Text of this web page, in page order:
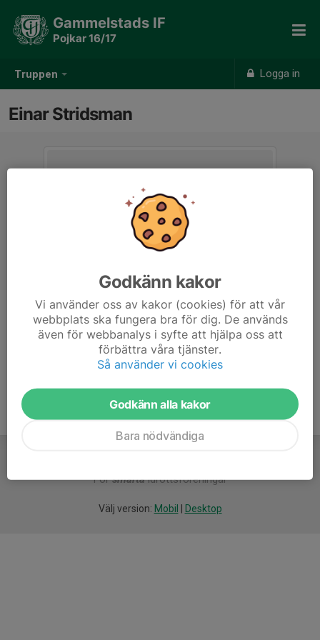
Truppen Logga in
Gammelstads IF
Pojkar 16/17
Einar Stridsman
Position
-
Ålder
9 år
Försmartaidrottsföreningar
Välj version: Mobil Desktop
Godkänn kakor
Vi använder oss av kakor (cookies) för att vår
webbplats ska fungera bra för dig. De används
även för webbanalys i syfte att hjälpa oss att
förbättra våra tjänster.
Så använder vi cookies
Godkänn alla kakor
Bara nödvändiga